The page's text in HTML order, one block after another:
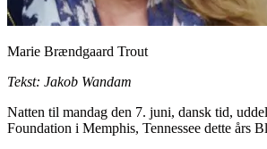
Marie Brændgaard Trout
Tekst: Jakob Wandam
Natten til mandag den 7. juni, dansk tid,
Foundation i Memphis, Tennessee dette års